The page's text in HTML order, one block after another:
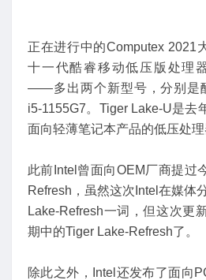
正在进行中的Computex 2021
十一代酷睿移动低压版处理
——多出两个新型号，分别是
i5-1155G7。Tiger Lake-U是去
面向轻薄笔记本产品的低压处理
此前Intel曾面向OEM厂商提过
Refresh，虽然这次Intel在媒体
Lake-Refresh一词，但这次更
期中的Tiger Lake-Refresh了。
除此之外，Intel还发布了面向